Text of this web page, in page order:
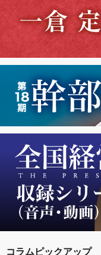
コラムピックアップ